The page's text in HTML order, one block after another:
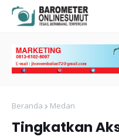
Beranda Medan
Tingkatkan